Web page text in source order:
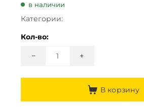
в наличии
Категории:
Кол-во:
+
−
В корзину